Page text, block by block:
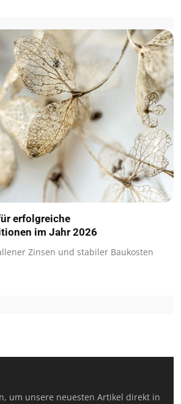
erfolgreiche
im Jahr 2026
Zinsen und stabiler Baukosten
um unsere neuesten Artikel direkt in